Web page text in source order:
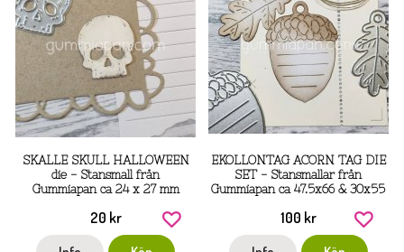
SKALLE SKULL HALLOWEEN
die - Stansmall från
Gummiapan ca 24 x 27 mm
20 kr
EKOLLONTAG ACORN TAG DIE
SET - Stansmallar från
Gummiapan ca 47.5x66 & 30x55
100 kr